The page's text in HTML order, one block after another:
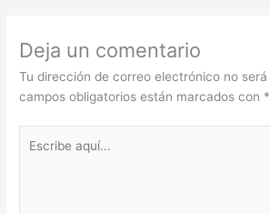
Deja un comentario
Tu dirección de correo electrónico no será
campos obligatorios están marcados con *
aquí...